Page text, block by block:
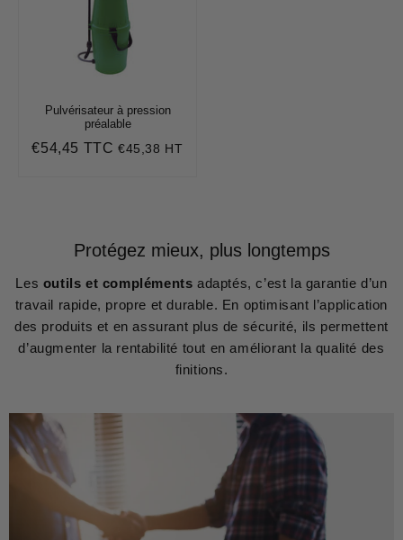
Pulvérisateur à pression
préalable
Prix
€54,45 TTC€54,45
€45,38 HT
Protégez mieux, plus longtemps
Les outils et compléments adaptés, c’est la garantie d’un
travail rapide, propre et durable. En optimisant l’application
des produits et en assurant plus de sécurité, ils permettent
d’augmenter la rentabilité tout en améliorant la qualité des
finitions.